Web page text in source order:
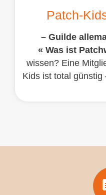
Patch-
– Guilde
« Was ist
wissen? Eine
Kids ist total